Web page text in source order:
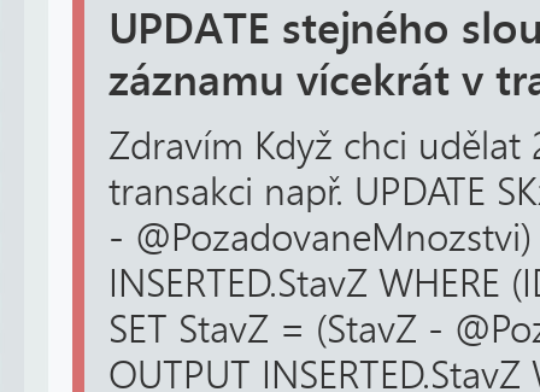
UPDATE stejného
záznamu vícekrát v
Zdravím Když chci udělat
transakci např. UPDATE
- @PozadovaneMnozstvi)
INSERTED.StavZ WHERE
SET StavZ = (StavZ -
OUTPUT